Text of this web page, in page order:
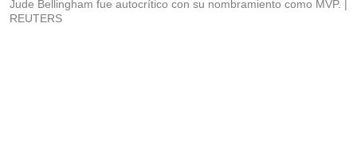
Jude Bellingham fue autocrítico con su nombramiento como MVP.
REUTERS